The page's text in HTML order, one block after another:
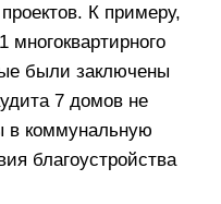
К примеру,
многоквартирного
были заключены
7 домов не
в коммунальную
благоустройства